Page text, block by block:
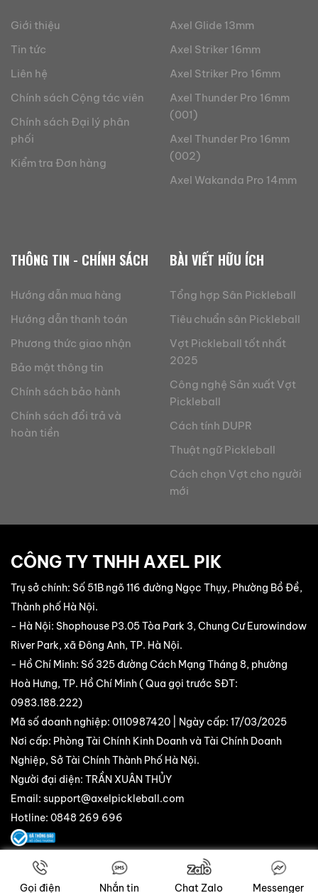
Giới thiệu
Tin tức
Liên hệ
Chính sách Cộng tác viên
Chính sách Đại lý phân
phối
Kiểm tra Đơn hàng
Axel Glide 13mm
Axel Striker 16mm
Axel Striker Pro 16mm
Axel Thunder Pro 16mm
(001)
Axel Thunder Pro 16mm
(002)
Axel Wakanda Pro 14mm
THÔNG TIN - CHÍNH SÁCH
Hướng dẫn mua hàng
Hướng dẫn thanh toán
Phương thức giao nhận
Bảo mật thông tin
Chính sách bảo hành
Chính sách đổi trả và
hoàn tiền
BÀI VIẾT HỮU ÍCH
Tổng hợp Sân Pickleball
Tiêu chuẩn sân Pickleball
Vợt Pickleball tốt nhất
2025
Công nghệ Sản xuất Vợt
Pickleball
Cách tính DUPR
Thuật ngữ Pickleball
Cách chọn Vợt cho người
mới
CÔNG TY TNHH AXEL PIK
Trụ sở chính: Số 51B ngõ 116 đường Ngọc Thụy, Phường Bồ Đề,
Thành phố Hà Nội.
- Hà Nội: Shophouse P3.05 Tòa Park 3, Chung Cư Eurowindow
River Park, xã Đông Anh, TP. Hà Nội.
- Hồ Chí Minh: Số 325 đường Cách Mạng Tháng 8, phường
Hoà Hưng, TP. Hồ Chí Minh ( Qua gọi trước SĐT:
0983.188.222)
Mã số doanh nghiệp: 0110987420 | Ngày cấp: 17/03/2025
Nơi cấp: Phòng Tài Chính Kinh Doanh và Tài Chính Doanh
Nghiệp, Sở Tài Chính Thành Phố Hà Nội.
Người đại diện: TRẦN XUÂN THỦY
Email: support@axelpickleball.com
Hotline: 0848 269 696
Copyright © 2025 AXEL Pik. All Rights Reserved.
Gọi điện Nhắn tin Chat Zalo Messenger